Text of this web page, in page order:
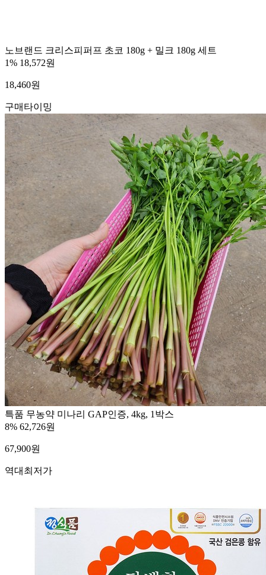
노브랜드 크리스피퍼프 초코 180g + 밀크 180g 세트
1% 18,572원
18,460원
구매타이밍
특품 무농약 미나리 GAP인증, 4kg, 1박스
8% 62,726원
67,900원
역대최저가